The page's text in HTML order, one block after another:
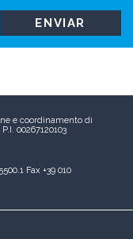
e coordinamento di
P.I. 00267120103
Fax +39 010